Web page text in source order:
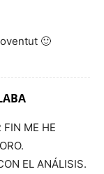
🙂
FIN ME HE
EL ANÁLISIS.